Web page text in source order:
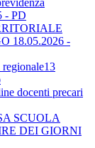
- PD
18.05.2026 -
docenti precari
SCUOLA
DEI GIORNI